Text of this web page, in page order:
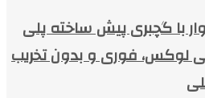
با گچبری پیش ساخته پلی
لوکس، فوری و بدون تخریب